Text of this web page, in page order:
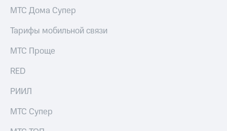
С картой
МТС
Деньги
МТС
и
Обзоры
товаров
Скидки
до 40%
на смартфоны
МТС Дома Супер
Тарифы мобильной связи
МТС Проще
RED
РИИЛ
МТС Супер